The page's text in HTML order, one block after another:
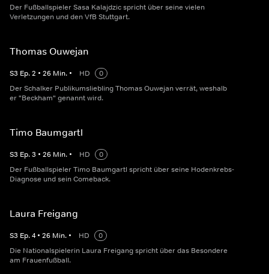
Der Fußballspieler Sasa Kalajdzic spricht über seine vielen
Verletzungen und den VfB Stuttgart.
Thomas Ouwejan
S3 Ep.2 • 26 Min. • HD
0
Der Schalker Publikumsliebling Thomas Ouwejan verrät, weshalb
er "Beckham" genannt wird.
Timo Baumgartl
S3 Ep.3 • 26 Min. • HD
0
Der Fußballspieler Timo Baumgartl spricht über seine Hodenkrebs-
Diagnose und sein Comeback.
Laura Freigang
S3 Ep.4 • 26 Min. • HD
0
Die Nationalspielerin Laura Freigang spricht über das Besondere
am Frauenfußball.